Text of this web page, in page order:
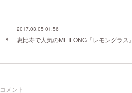
2017.03.05 01:56
恵比寿で人気のMEILONG『レモングラス』
コメント